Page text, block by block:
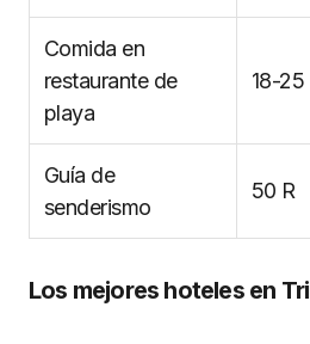
Comida en
restaurante de
playa
18-25
Guía de
senderismo
50 R
Los mejores hoteles en